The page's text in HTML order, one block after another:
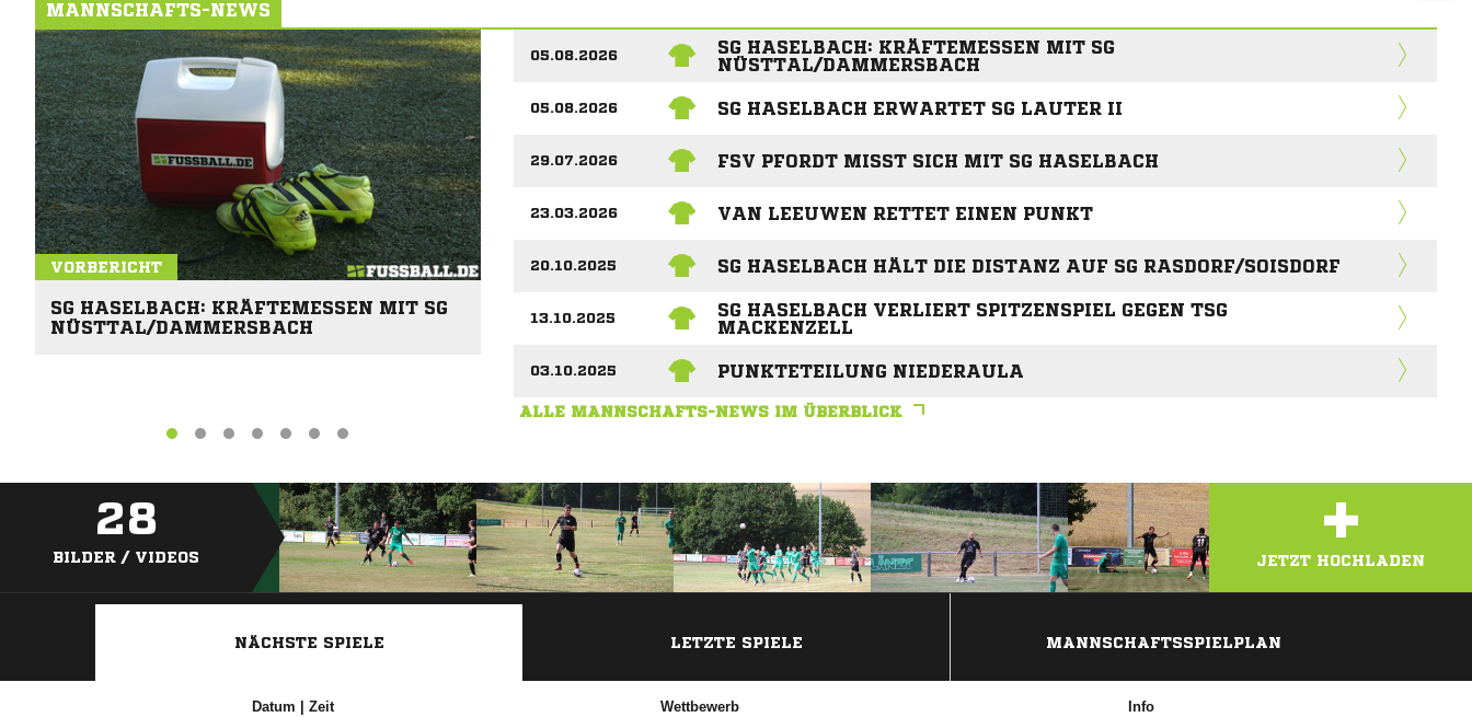
MANNSCHAFTS-NEWS
VORBERICHT
SG HASELBACH: KRÄFTEMESSEN MIT SG
NÜSTTAL/DAMMERSBACH
05.08.2026
SG HASELBACH: KRÄFTEMESSEN MIT SG
NÜSTTAL/DAMMERSBACH
05.08.2026 SG HASELBACH ERWARTET SG LAUTER II
29.07.2026 FSV PFORDT MISST SICH MIT SG HASELBACH
23.03.2026 VAN LEEUWEN RETTET EINEN PUNKT
20.10.2025 SG HASELBACH HÄLT DIE DISTANZ AUF SG RASDORF/SOISDORF
13.10.2025
SG HASELBACH VERLIERT SPITZENSPIEL GEGEN TSG
MACKENZELL
03.10.2025 PUNKTETEILUNG NIEDERAULA
ALLE MANNSCHAFTS-NEWS IM ÜBERBLICK
28
BILDER / VIDEOS +
JETZT HOCHLADEN
NÄCHSTE SPIELE LETZTE SPIELE MANNSCHAFTSSPIELPLAN
Datum | Zeit Wettbewerb Info